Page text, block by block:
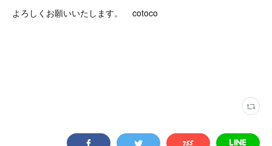
よろしくお願いいたします。 cotoco